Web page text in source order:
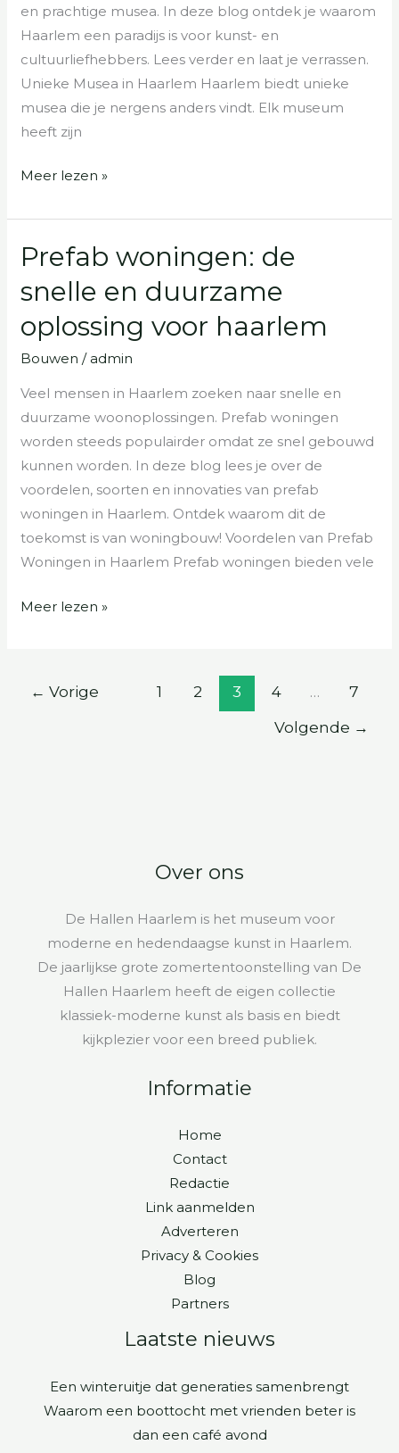
en prachtige musea. In deze blog ontdek je waarom
Haarlem een paradijs is voor kunst- en
cultuurliefhebbers. Lees verder en laat je verrassen.
Unieke Musea in Haarlem Haarlem biedt unieke
musea die je nergens anders vindt. Elk museum
heeft zijn
Meer lezen »
Prefab woningen: de
snelle en duurzame
oplossing voor haarlem
Bouwen / admin
Veel mensen in Haarlem zoeken naar snelle en
duurzame woonoplossingen. Prefab woningen
worden steeds populairder omdat ze snel gebouwd
kunnen worden. In deze blog lees je over de
voordelen, soorten en innovaties van prefab
woningen in Haarlem. Ontdek waarom dit de
toekomst is van woningbouw! Voordelen van Prefab
Woningen in Haarlem Prefab woningen bieden vele
Prefab
de
snelle
duurzame
oplossing
voor
haarlem
Meer lezen »
← Vorige 1 2 3 4 …
7
Volgende →
Over ons
De Hallen Haarlem is het museum voor
moderne en hedendaagse kunst in Haarlem.
De jaarlijkse grote zomertentoonstelling van De
Hallen Haarlem heeft de eigen collectie
klassiek-moderne kunst als basis en biedt
kijkplezier voor een breed publiek.
Informatie
Home
Contact
Redactie
Link aanmelden
Adverteren
Privacy & Cookies
Blog
Partners
Laatste nieuws
Een winteruitje dat generaties samenbrengt
Waarom een boottocht met vrienden beter is
dan een café avond